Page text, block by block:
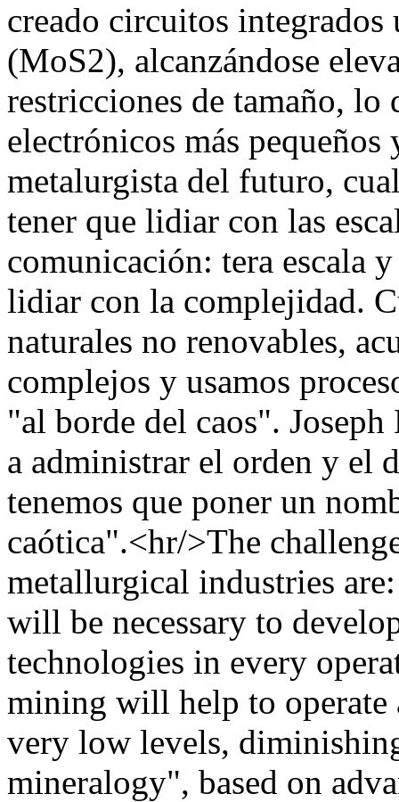
creado circuitos
(MoS2), alcanzándose
restricciones de tamaño,
electrónicos más
metalurgista del futuro,
tener que lidiar con las
comunicación: tera escala
lidiar con la complejidad.
naturales no renovables,
complejos y usamos
"al borde del caos".
a administrar el orden y el
tenemos que poner un
caótica".<hr/>The
metallurgical industries
will be necessary to
technologies in every
mining will help to operate
very low levels,
mineralogy", based on